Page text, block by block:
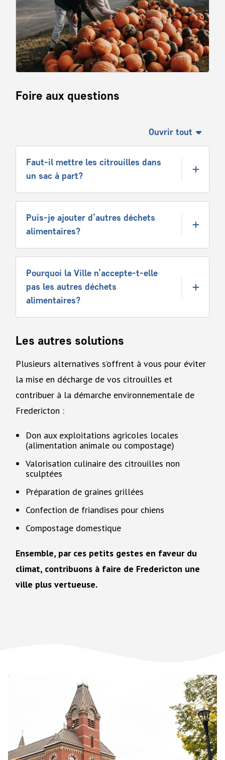
Foire aux questions
Ouvrir tout
Faut-il mettre les citrouilles dans
un sac à part?
Puis-je ajouter d’autres déchets
alimentaires?
Pourquoi la Ville n’accepte-t-elle
pas les autres déchets
alimentaires?
Les autres solutions
Plusieurs alternatives s’offrent à vous pour éviter
la mise en décharge de vos citrouilles et
contribuer à la démarche environnementale de
Fredericton :
Don aux exploitations agricoles locales
(alimentation animale ou compostage)
Valorisation culinaire des citrouilles non
sculptées
Préparation de graines grillées
Confection de friandises pour chiens
Compostage domestique
Ensemble, par ces petits gestes en faveur du
climat, contribuons à faire de Fredericton une
ville plus vertueuse.